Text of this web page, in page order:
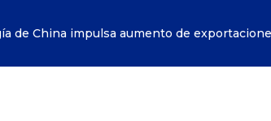
Norte para sobrevivir al calor: sopa de perro